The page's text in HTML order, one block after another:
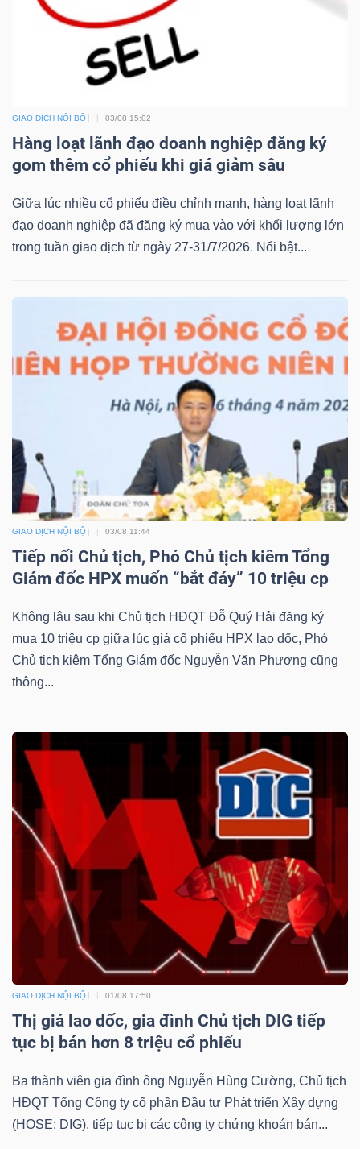
GIAO DỊCH NỘI BỘ 03/08 15:02
Hàng loạt lãnh đạo doanh nghiệp đăng ký
gom thêm cổ phiếu khi giá giảm sâu
Giữa lúc nhiều cổ phiếu điều chỉnh mạnh, hàng loạt lãnh
đạo doanh nghiệp đã đăng ký mua vào với khối lượng lớn
trong tuần giao dịch từ ngày 27-31/7/2026. Nổi bật...
GIAO DỊCH NỘI BỘ 03/08 11:44
Tiếp nối Chủ tịch, Phó Chủ tịch kiêm Tổng
Giám đốc HPX muốn “bắt đáy” 10 triệu cp
Không lâu sau khi Chủ tịch HĐQT Đỗ Quý Hải đăng ký
mua 10 triệu cp giữa lúc giá cổ phiếu HPX lao dốc, Phó
Chủ tịch kiêm Tổng Giám đốc Nguyễn Văn Phương cũng
thông...
GIAO DỊCH NỘI BỘ 01/08 17:50
Thị giá lao dốc, gia đình Chủ tịch DIG tiếp
tục bị bán hơn 8 triệu cổ phiếu
Ba thành viên gia đình ông Nguyễn Hùng Cường, Chủ tịch
HĐQT Tổng Công ty cổ phần Đầu tư Phát triển Xây dựng
(HOSE: DIG), tiếp tục bị các công ty chứng khoán bán...